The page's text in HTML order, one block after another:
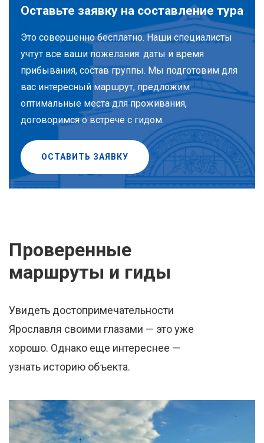
Оставьте заявку на составление тура
Это совершенно бесплатно. Наши специалисты
учтут все ваши пожелания: даты и время
прибывания, состав группы. Мы подготовим для
вас интересный маршрут, предложим
оптимальные места для проживания,
договоримся о встрече с гидом.
ОСТАВИТЬ ЗАЯВКУ
Проверенные
маршруты и гиды
Увидеть достопримечательности
Ярославля своими глазами — это уже
хорошо. Однако еще интереснее —
узнать историю объекта.